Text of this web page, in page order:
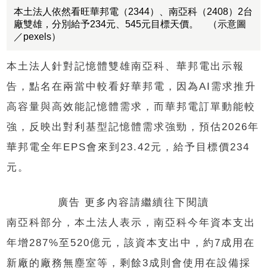
本土法人依然看旺華邦電（2344）、南亞科（2408）2台
廠雙雄，分別給予234元、545元目標天價。 （示意圖
／pexels）
本土法人針對記憶體雙雄南亞科、華邦電出示報
告，點名在兩當中較看好華邦電，因為AI需求推升
高容量與高效能記憶體需求，而華邦電訂單動能較
強，反映出對利基型記憶體需求強勁，預估2026年
華邦電全年EPS會來到23.42元，給予目標價234
元。
廣告 更多內容請繼續往下閱讀
南亞科部分，本土法人表示，南亞科今年資本支出
年增287%至520億元，該資本支出中，約7成用在
新廠的廠務無塵室等，剩餘3成則會使用在設備採